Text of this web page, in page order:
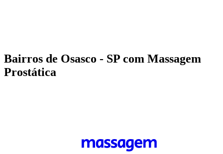
Bairros de Osasco - SP com Massagem
Prostática